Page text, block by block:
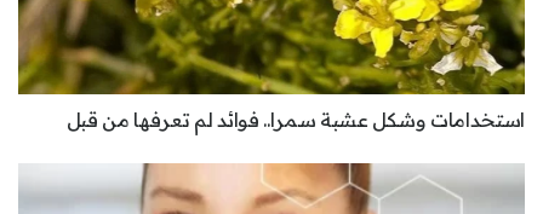
استخدامات وشكل عشبة سمرا.. فوائد لم تعرفها من قبل